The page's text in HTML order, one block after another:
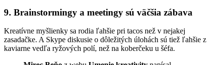
9. Brainstormingy a meetingy sú väčšia zábava
Kreatívne myšlienky sa rodia ľahšie pri tacos než v nejakej
zasadačke. A Skype diskusie o dôležitých úlohách sú tiež ľahšie z
kaviarne vedľa ryžových polí, než na koberčeku u šéfa.